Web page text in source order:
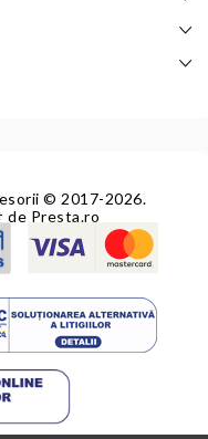
© 2017-2026.
de Presta.ro